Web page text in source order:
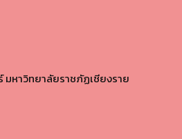
หาวิทยาลัยราชภัฏเชียงราย